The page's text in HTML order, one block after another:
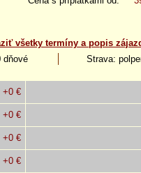
všetky termíny a popis
dňové Strava:
+0 €
+0 €
+0 €
+0 €